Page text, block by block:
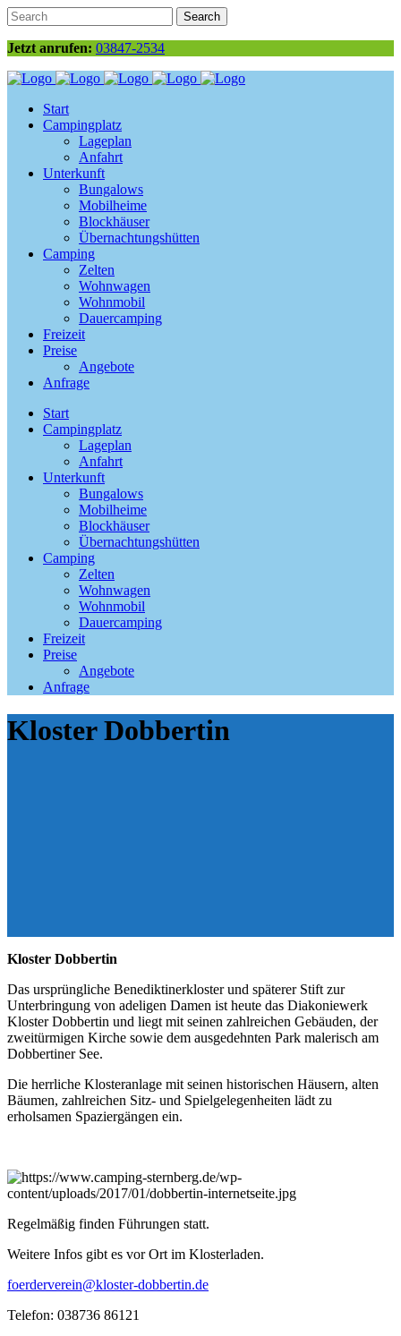
Jetzt anrufen: 03847-2534
Start
Campingplatz
Lageplan
Anfahrt
Unterkunft
Bungalows
Mobilheime
Blockhäuser
Übernachtungshütten
Camping
Zelten
Wohnwagen
Wohnmobil
Dauercamping
Freizeit
Preise
Angebote
Anfrage
Start
Campingplatz
Lageplan
Anfahrt
Unterkunft
Bungalows
Mobilheime
Blockhäuser
Übernachtungshütten
Camping
Zelten
Wohnwagen
Wohnmobil
Dauercamping
Freizeit
Preise
Angebote
Anfrage
Kloster Dobbertin
Kloster Dobbertin
Das ursprüngliche Benediktinerkloster und späterer Stift zur
Unterbringung von adeligen Damen ist heute das Diakoniewerk
Kloster Dobbertin und liegt mit seinen zahlreichen Gebäuden, der
zweitürmigen Kirche sowie dem ausgedehnten Park malerisch am
Dobbertiner See.
Die herrliche Klosteranlage mit seinen historischen Häusern, alten
Bäumen, zahlreichen Sitz- und Spielgelegenheiten lädt zu
erholsamen Spaziergängen ein.
Regelmäßig finden Führungen statt.
Weitere Infos gibt es vor Ort im Klosterladen.
foerderverein@kloster-dobbertin.de
Telefon: 038736 86121